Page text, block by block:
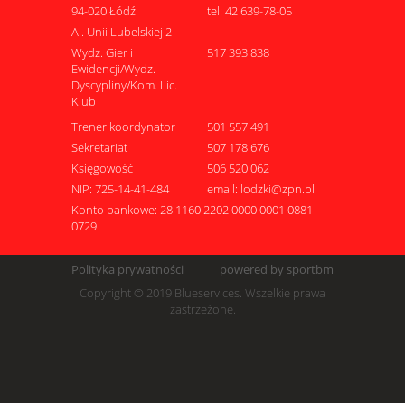
94-020 Łódź
tel: 42 639-78-05
Al. Unii Lubelskiej 2
Wydz. Gier i
Ewidencji/Wydz.
Dyscypliny/Kom. Lic.
Klub
517 393 838
Trener koordynator
501 557 491
Sekretariat
507 178 676
Księgowość
506 520 062
NIP: 725-14-41-484
email: lodzki@zpn.pl
Konto bankowe: 28 1160 2202 0000 0001 0881
0729
Polityka prywatności
powered by sportbm
Copyright © 2019 Blueservices. Wszelkie prawa
zastrzeżone.